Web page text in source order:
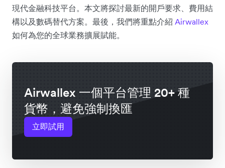
現代金融科技平台。本文將探討最新的開戶要求、費用結
構以及數碼替代方案。最後，我們將重點介紹 Airwallex
如何為您的全球業務擴展賦能。
Airwallex 一個平台管理 20+ 種
貨幣，避免強制換匯
立即試用